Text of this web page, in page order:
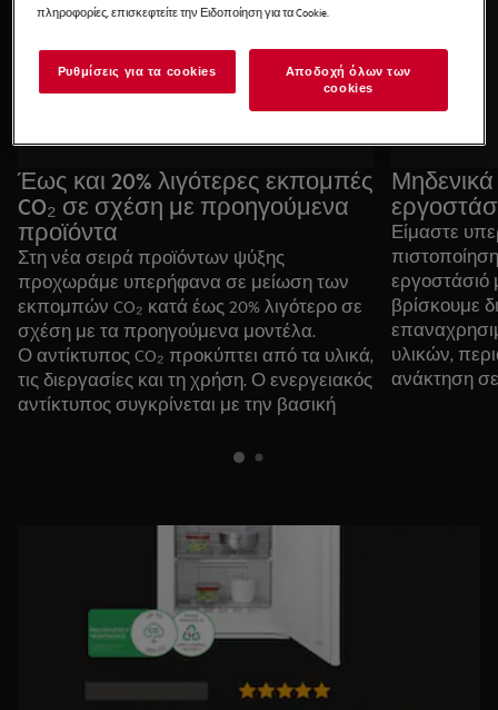
Έως και 20% λιγότερες εκπομπές
CO₂ σε σχέση με προηγούμενα
προϊόντα
Στη νέα σειρά προϊόντων ψύξης
προχωράμε υπερήφανα σε μείωση των
εκπομπών CO₂ κατά έως 20% λιγότερο σε
σχέση με τα προηγούμενα μοντέλα.
Ο αντίκτυπος CO₂ προκύπτει από τα υλικά,
τις διεργασίες και τη χρήση. Ο ενεργειακός
αντίκτυπος συγκρίνεται με την βασική
αξιολογήσεις του Universita Politecnica delle
Είμαστε
εργοστάσιό
βρίσκουμε
υλικών,
ανάκτηση
πληροφορίες, επισκεφτείτε την Ειδοποίηση για τα Cookie.
Ρυθμίσεις για τα cookies
Αποδοχή όλων των
cookies